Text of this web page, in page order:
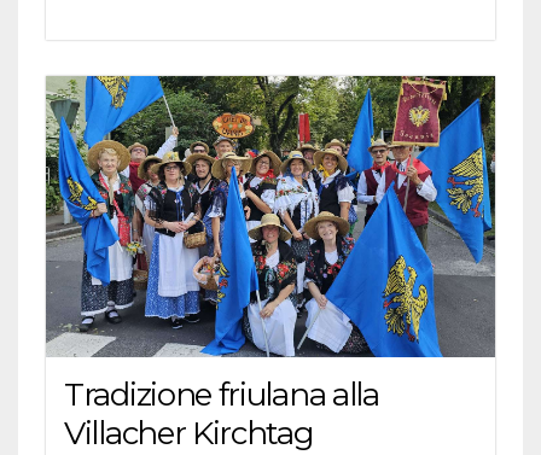
Tradizione friulana alla
Villacher Kirchtag